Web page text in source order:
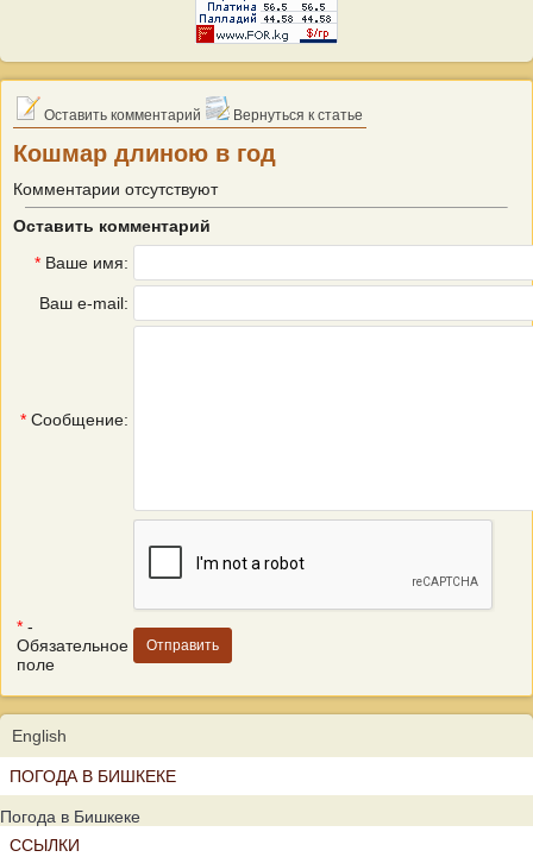
Оставить комментарий Вернуться к статье
Кошмар длиною в год
Комментарии отсутствуют
Оставить комментарий
* Ваше имя:
Ваш e-mail:
* Сообщение:
* -
Обязательное
поле
English
ПОГОДА В БИШКЕКЕ
Погода в Бишкеке
ССЫЛКИ